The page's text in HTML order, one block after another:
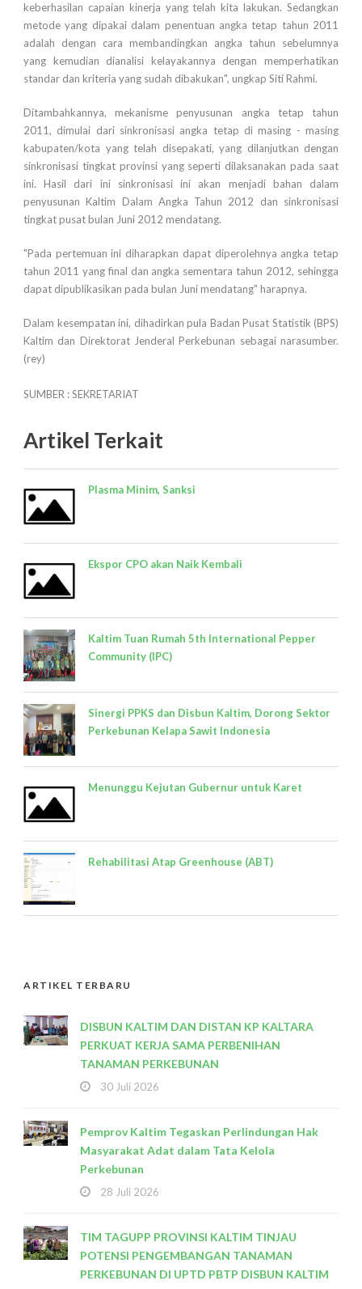
keberhasilan capaian kinerja yang telah kita lakukan. Sedangkan
metode yang dipakai dalam penentuan angka tetap tahun 2011
adalah dengan cara membandingkan angka tahun sebelumnya
yang kemudian dianalisi kelayakannya dengan memperhatikan
standar dan kriteria yang sudah dibakukan", ungkap Siti Rahmi.
Ditambahkannya, mekanisme penyusunan angka tetap tahun
2011, dimulai dari sinkronisasi angka tetap di masing - masing
kabupaten/kota yang telah disepakati, yang dilanjutkan dengan
sinkronisasi tingkat provinsi yang seperti dilaksanakan pada saat
ini. Hasil dari ini sinkronisasi ini akan menjadi bahan dalam
penyusunan Kaltim Dalam Angka Tahun 2012 dan sinkronisasi
tingkat pusat bulan Juni 2012 mendatang.
"Pada pertemuan ini diharapkan dapat diperolehnya angka tetap
tahun 2011 yang final dan angka sementara tahun 2012, sehingga
dapat dipublikasikan pada bulan Juni mendatang" harapnya.
Dalam kesempatan ini, dihadirkan pula Badan Pusat Statistik (BPS)
Kaltim dan Direktorat Jenderal Perkebunan sebagai narasumber.
(rey)
SUMBER : SEKRETARIAT
Artikel Terkait
Plasma Minim, Sanksi
Ekspor CPO akan Naik Kembali
Kaltim Tuan Rumah 5th International Pepper
Community (IPC)
Sinergi PPKS dan Disbun Kaltim, Dorong Sektor
Perkebunan Kelapa Sawit Indonesia
Menunggu Kejutan Gubernur untuk Karet
Rehabilitasi Atap Greenhouse (ABT)
ARTIKEL TERBARU
DISBUN KALTIM DAN DISTAN KP KALTARA
PERKUAT KERJA SAMA PERBENIHAN
TANAMAN PERKEBUNAN
30 Juli 2026
Pemprov Kaltim Tegaskan Perlindungan Hak
Masyarakat Adat dalam Tata Kelola
Perkebunan
28 Juli 2026
TIM TAGUPP PROVINSI KALTIM TINJAU
POTENSI PENGEMBANGAN TANAMAN
PERKEBUNAN DI UPTD PBTP DISBUN KALTIM